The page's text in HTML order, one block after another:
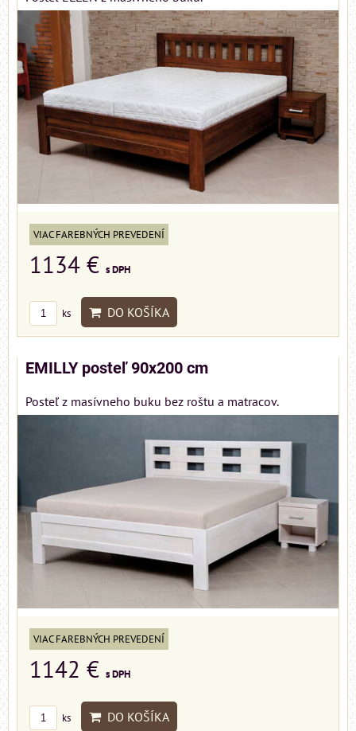
VIAC FAREBNÝCH PREVEDENÍ
1134 € s DPH
ks DO KOŠÍKA
EMILLY posteľ 90x200 cm
Posteľ z masívneho buku bez roštu a matracov.
VIAC FAREBNÝCH PREVEDENÍ
1142 € s DPH
ks DO KOŠÍKA